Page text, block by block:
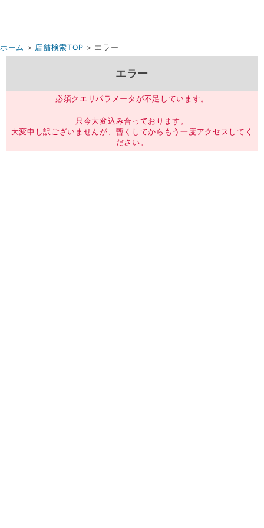
ホーム > 店舗検索TOP > エラー
エラー
必須クエリパラメータが不足しています。
只今大変込み合っております。
大変申し訳ございませんが、暫くしてからもう一度アクセスしてく
ださい。